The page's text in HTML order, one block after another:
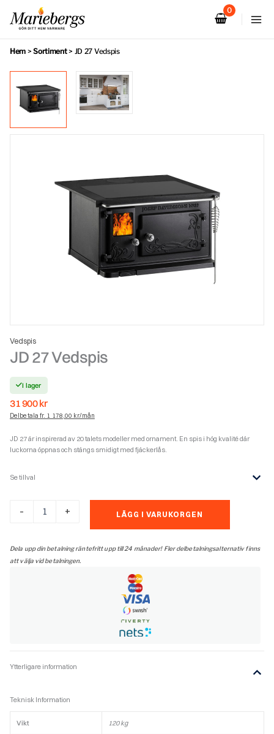
innehåll
Hem >Sortiment> JD 27 Vedspis
Vedspis
JD 27 Vedspis
I lager
31 900kr
Delbetala fr. 1 178,00 kr/mån
JD 27 är inspirerad av 20 talets modeller med ornament. En spis i hög kvalité där
luckorna öppnas och stängs smidigt med fjäckerlås.
Se tillval
- + LÄGG I VARUKORGEN
Dela upp din betalning räntefritt upp till 24 månader! Fler delbetalningsalternativ finns
att välja vid betalningen.
Ytterligare information
Teknisk Information
Vikt 120 kg